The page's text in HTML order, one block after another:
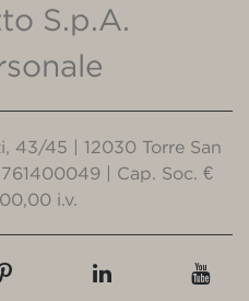
S.p.A.
43/45 | 12030 Torre San
| Cap. Soc. €
i.v.